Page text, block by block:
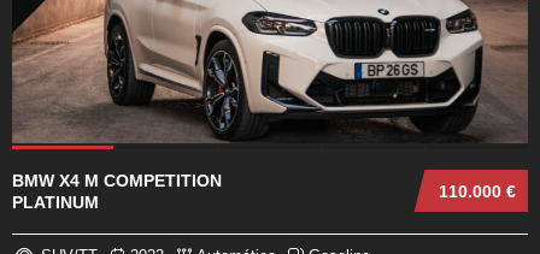
110.000 €
BMW X4 M COMPETITION
PLATINUM